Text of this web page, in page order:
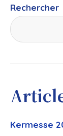
Rechercher
Kermesse